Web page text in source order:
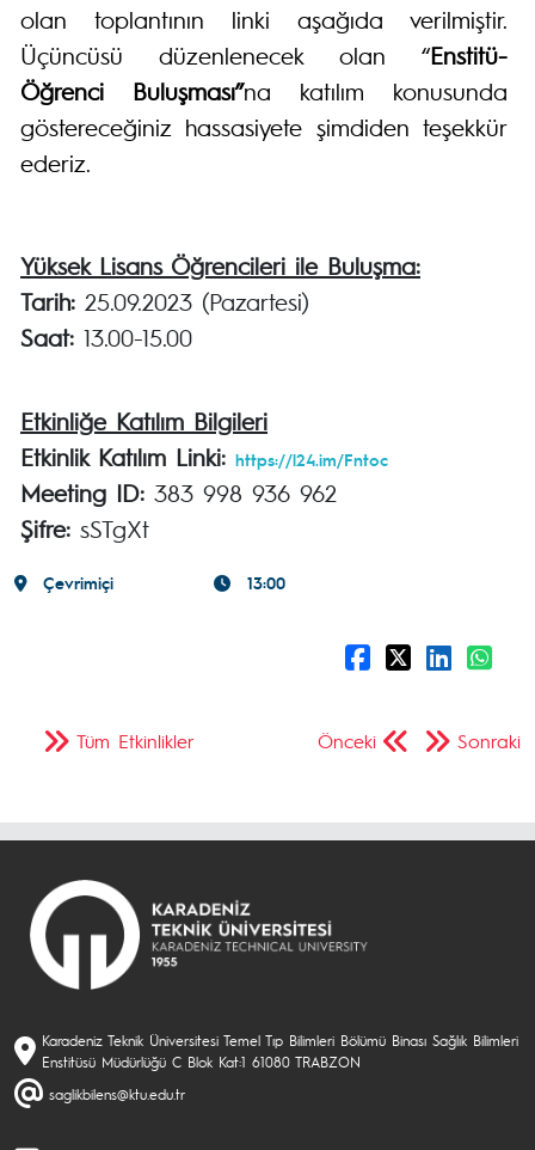
olan toplantının linki aşağıda verilmiştir.
Üçüncüsü düzenlenecek olan “Enstitü-
Öğrenci Buluşması”na katılım konusunda
göstereceğiniz hassasiyete şimdiden teşekkür
ederiz.
Yüksek Lisans Öğrencileri ile Buluşma:
Tarih: 25.09.2023 (Pazartesi)
Saat: 13.00-15.00
Etkinliğe Katılım Bilgileri
Etkinlik Katılım Linki: https://l24.im/Fntoc
Meeting ID: 383 998 936 962
Şifre: sSTgXt
Çevrimiçi 13:00
Önceki Sonraki
Tüm Etkinlikler
Karadeniz Teknik Üniversitesi Temel Tıp Bilimleri Bölümü Binası Sağlık Bilimleri
Enstitüsü Müdürlüğü C Blok Kat:1 61080 TRABZON
saglikbilens@ktu.edu.tr